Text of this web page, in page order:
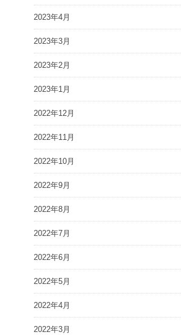
2023年4月
2023年3月
2023年2月
2023年1月
2022年12月
2022年11月
2022年10月
2022年9月
2022年8月
2022年7月
2022年6月
2022年5月
2022年4月
2022年3月